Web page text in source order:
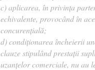
c) aplicarea, în privința
echivalente, provocând în
concurențială;
d) condiționarea încheierii
clauze stipulând prestații
uzanțelor comerciale, nu au